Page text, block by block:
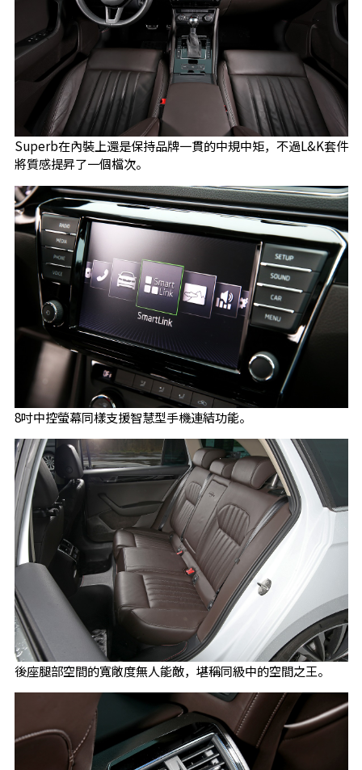
Superb在內裝上還是保持品牌一貫的中規中矩，不過L&K套件
將質感提昇了一個檔次。
8吋中控螢幕同樣支援智慧型手機連結功能。
後座腿部空間的寬敞度無人能敵，堪稱同級中的空間之王。